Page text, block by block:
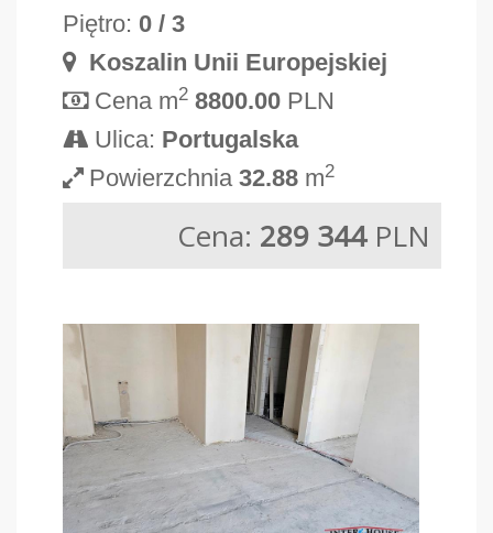
Piętro: 0 / 3
Koszalin Unii Europejskiej
Cena m2 8800.00 PLN
Ulica: Portugalska
Powierzchnia32.88 m2
Cena: 289 344 PLN